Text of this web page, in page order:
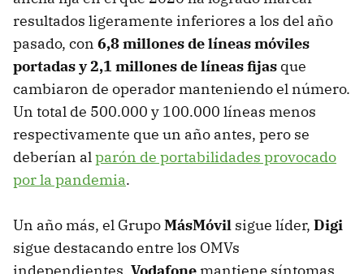
resultados ligeramente inferiores a los del año
pasado, con 6,8 millones de líneas móviles
portadas y 2,1 millones de líneas fijas que
cambiaron de operador manteniendo el número.
Un total de 500.000 y 100.000 líneas menos
respectivamente que un año antes, pero se
deberían alparón de portabilidades provocado
por la pandemia.
Un año más, el GrupoMásMóvil sigue líder, Digi
sigue destacando entre los OMVs
independientes, Vodafone mantiene síntomas